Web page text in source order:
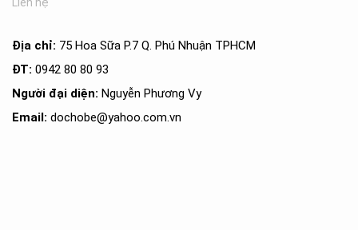
Địa chỉ: 75 Hoa Sữa P.7 Q. Phú Nhuận TPHCM
ĐT: 0942 80 80 93
Người đại diện: Nguyễn Phương Vy
Email: dochobe@yahoo.com.vn